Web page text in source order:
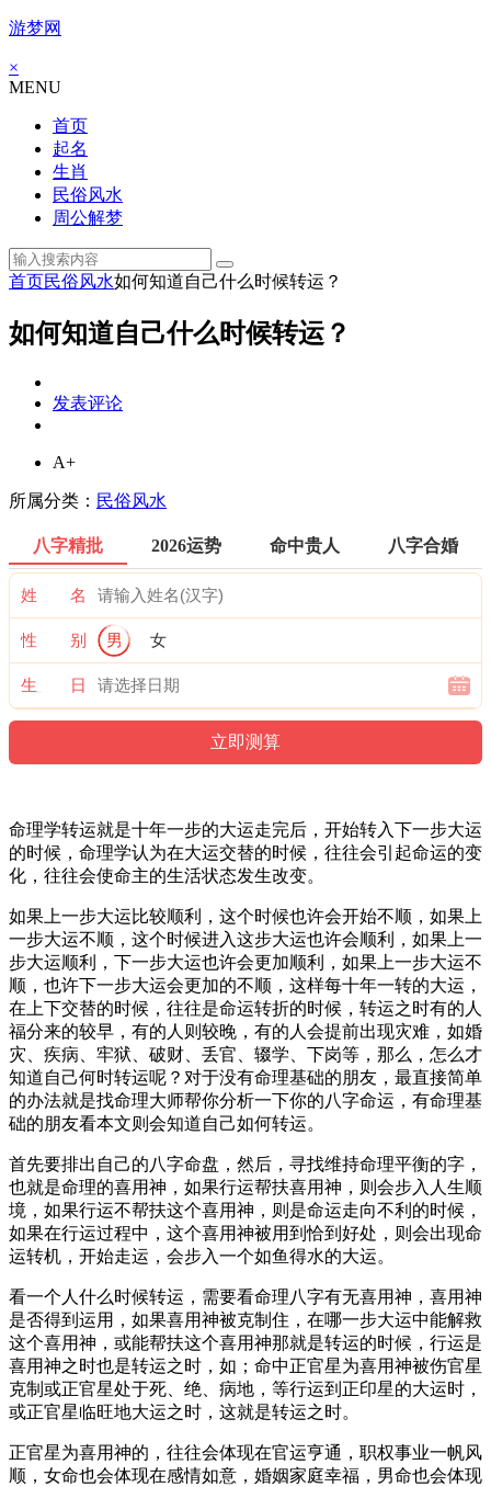
游梦网
×
MENU
首页
起名
生肖
民俗风水
周公解梦
首页民俗风水如何知道自己什么时候转运？
如何知道自己什么时候转运？
发表评论
A+
所属分类： 民俗风水
八字精批 2026运势 命中贵人 八字合婚
姓 名
性 别 男 女
生 日
命理学转运就是十年一步的大运走完后，开始转入下一步大运
的时候，命理学认为在大运交替的时候，往往会引起命运的变
化，往往会使命主的生活状态发生改变。
如果上一步大运比较顺利，这个时候也许会开始不顺，如果上
一步大运不顺，这个时候进入这步大运也许会顺利，如果上一
步大运顺利，下一步大运也许会更加顺利，如果上一步大运不
顺，也许下一步大运会更加的不顺，这样每十年一转的大运，
在上下交替的时候，往往是命运转折的时候，转运之时有的人
福分来的较早，有的人则较晚，有的人会提前出现灾难，如婚
灾、疾病、牢狱、破财、丢官、辍学、下岗等，那么，怎么才
知道自己何时转运呢？对于没有命理基础的朋友，最直接简单
的办法就是找命理大师帮你分析一下你的八字命运，有命理基
础的朋友看本文则会知道自己如何转运。
首先要排出自己的八字命盘，然后，寻找维持命理平衡的字，
也就是命理的喜用神，如果行运帮扶喜用神，则会步入人生顺
境，如果行运不帮扶这个喜用神，则是命运走向不利的时候，
如果在行运过程中，这个喜用神被用到恰到好处，则会出现命
运转机，开始走运，会步入一个如鱼得水的大运。
看一个人什么时候转运，需要看命理八字有无喜用神，喜用神
是否得到运用，如果喜用神被克制住，在哪一步大运中能解救
这个喜用神，或能帮扶这个喜用神那就是转运的时候，行运是
喜用神之时也是转运之时，如；命中正官星为喜用神被伤官星
克制或正官星处于死、绝、病地，等行运到正印星的大运时，
或正官星临旺地大运之时，这就是转运之时。
正官星为喜用神的，往往会体现在官运亨通，职权事业一帆风
顺，女命也会体现在感情如意，婚姻家庭幸福，男命也会体现